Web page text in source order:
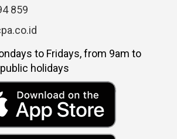
859
to Fridays, from 9am to
holidays